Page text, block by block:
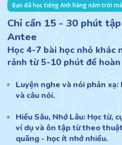
Bạn đã học tiếng Anh hàng năm trời
Chỉ cần 15 - 30 phút
Antee
Học 4-7 bài học nhỏ khác
rảnh từ 5-10 phút để
Luyện nghe và nói phản
và câu nói.
Hiểu Sâu, Nhớ Lâu: Học từ,
ví dụ và ôn tập từ theo
quãng - học ít nhớ nhiều.